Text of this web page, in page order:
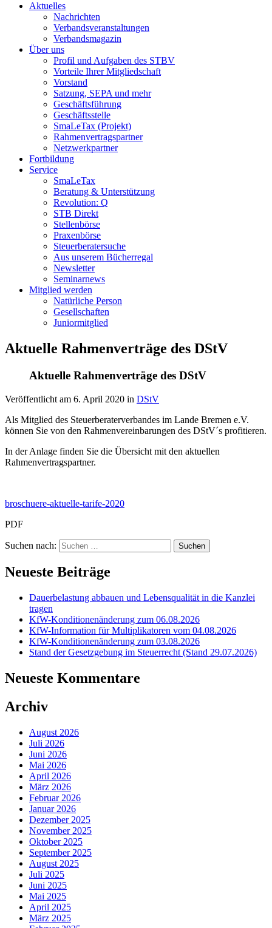
Aktuelles
Nachrichten
Verbandsveranstaltungen
Verbandsmagazin
Über uns
Profil und Aufgaben des STBV
Vorteile Ihrer Mitgliedschaft
Vorstand
Satzung, SEPA und mehr
Geschäftsführung
Geschäftsstelle
SmaLeTax (Projekt)
Rahmenvertragspartner
Netzwerkpartner
Fortbildung
Service
SmaLeTax
Beratung & Unterstützung
Revolution: Q
STB Direkt
Stellenbörse
Praxenbörse
Steuerberatersuche
Aus unserem Bücherregal
Newsletter
Seminarnews
Mitglied werden
Natürliche Person
Gesellschaften
Juniormitglied
Aktuelle Rahmenverträge des DStV
Aktuelle Rahmenverträge des DStV
Veröffentlicht am 6. April 2020 in DStV
Als Mitglied des Steuerberaterverbandes im Lande Bremen e.V.
können Sie von den Rahmenvereinbarungen des DStV´s profitieren.
In der Anlage finden Sie die Übersicht mit den aktuellen
Rahmenvertragspartner.
broschuere-aktuelle-tarife-2020
PDF
Suchen nach:
Neueste Beiträge
Dauerbelastung abbauen und Lebensqualität in die Kanzlei
tragen
KfW-Konditionenänderung zum 06.08.2026
KfW-Information für Multiplikatoren vom 04.08.2026
KfW-Konditionenänderung zum 03.08.2026
Stand der Gesetzgebung im Steuerrecht (Stand 29.07.2026)
Neueste Kommentare
Archiv
August 2026
Juli 2026
Juni 2026
Mai 2026
April 2026
März 2026
Februar 2026
Januar 2026
Dezember 2025
November 2025
Oktober 2025
September 2025
August 2025
Juli 2025
Juni 2025
Mai 2025
April 2025
März 2025